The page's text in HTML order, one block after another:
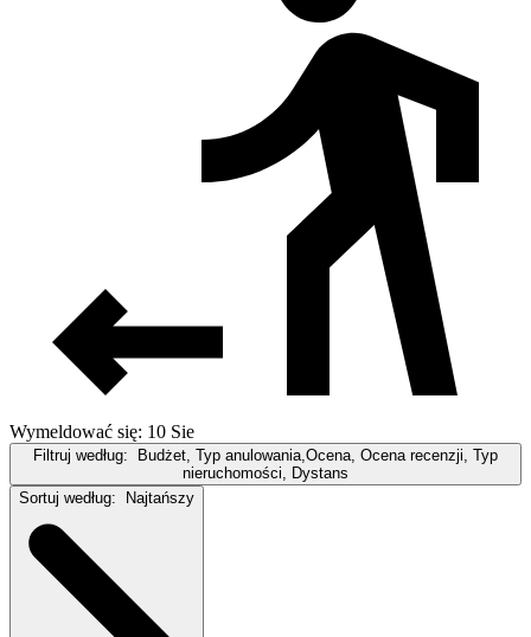
Wymeldować się: 10 Sie
Filtruj według:
Budżet, Typ anulowania,Ocena, Ocena recenzji, Typ
nieruchomości, Dystans
Sortuj według:
Najtańszy